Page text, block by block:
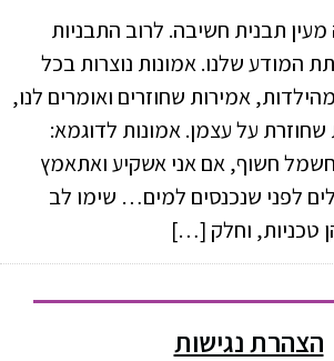
תבנית חשיבה. לרוב התבניות
המודע שלנו. אמונות נוצרות בכל
מהילדות, אמירות שחוזרים ואומרים לנו,
שחוזרת על עצמן. אמונות לדוגמא:
חשוף, אם אני אשקיע ואתאמץ
לפני שנכנסים למים… שימו לב
טכניות, וחלק […]
הצהרת נגישות